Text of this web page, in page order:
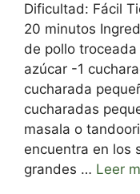
Dificultad: Fácil
20 minutos
de pollo
azúcar -1
cucharada
cucharadas
masala o
encuentra en los
grandes … Leer